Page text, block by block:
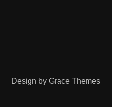
Design by Grace Themes